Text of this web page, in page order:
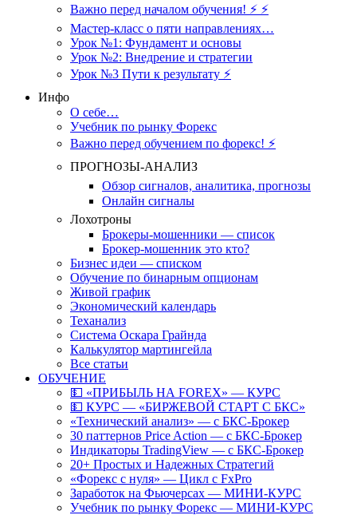
Важно перед началом обучения! ⚡ ⚡
Мастер-класс о пяти направлениях…
Урок №1: Фундамент и основы
Урок №2: Внедрение и стратегии
Урок №3 Пути к результату ⚡️
Инфо
О себе…
Учебник по рынку Форекс
Важно перед обучением по форекс! ⚡
ПРОГНОЗЫ-АНАЛИЗ
Обзор сигналов, аналитика, прогнозы
Онлайн сигналы
Лохотроны
Брокеры-мошенники — список
Брокер-мошенник это кто?
Бизнес идеи — списком
Обучение по бинарным опционам
Живой график
Экономический календарь
Теханализ
Система Оскара Грайнда
Калькулятор мартингейла
Все статьи
ОБУЧЕНИЕ
💵 «ПРИБЫЛЬ НА FOREX» — КУРС
💵 КУРС — «БИРЖЕВОЙ СТАРТ С БКС»
«Технический анализ» — с БКС-Брокер
30 паттернов Price Action — с БКС-Брокер
Индикаторы TradingView — с БКС-Брокер
20+ Простых и Надежных Стратегий
«Форекс с нуля» — Цикл с FxPro
Заработок на Фьючерсах — МИНИ-КУРС
Учебник по рынку Форекс — МИНИ-КУРС